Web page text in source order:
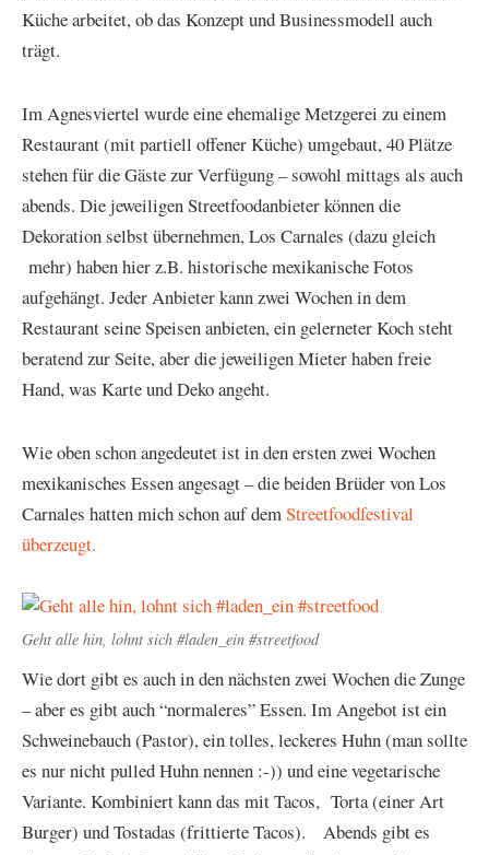
Küche arbeitet, ob das Konzept und Businessmodell auch
trägt.
Im Agnesviertel wurde eine ehemalige Metzgerei zu einem
Restaurant (mit partiell offener Küche) umgebaut, 40 Plätze
stehen für die Gäste zur Verfügung – sowohl mittags als auch
abends. Die jeweiligen Streetfoodanbieter können die
Dekoration selbst übernehmen, Los Carnales (dazu gleich
mehr) haben hier z.B. historische mexikanische Fotos
aufgehängt. Jeder Anbieter kann zwei Wochen in dem
Restaurant seine Speisen anbieten, ein gelerneter Koch steht
beratend zur Seite, aber die jeweiligen Mieter haben freie
Hand, was Karte und Deko angeht.
Wie oben schon angedeutet ist in den ersten zwei Wochen
mexikanisches Essen angesagt – die beiden Brüder von Los
Carnales hatten mich schon auf demStreetfoodfestival
überzeugt.
Geht alle hin, lohnt sich #laden_ein #streetfood
Wie dort gibt es auch in den nächsten zwei Wochen die Zunge
– aber es gibt auch “normaleres” Essen. Im Angebot ist ein
Schweinebauch (Pastor), ein tolles, leckeres Huhn (man sollte
es nur nicht pulled Huhn nennen :-)) und eine vegetarische
Variante. Kombiniert kann das mit Tacos, Torta (einer Art
Burger) und Tostadas (frittierte Tacos). Abends gibt es